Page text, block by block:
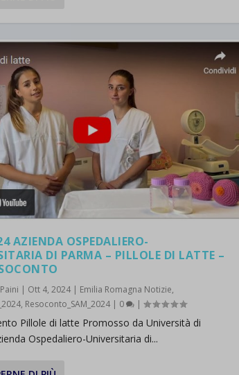
AZIENDA OSPEDALIERO-
DI PARMA – PILLOLE DI LATTE –
| Ott 4, 2024 | Emilia Romagna Notizie,
, Resoconto_SAM_2024 | 0 |
Pillole di latte Promosso da Università di
Ospedaliero-Universitaria di...